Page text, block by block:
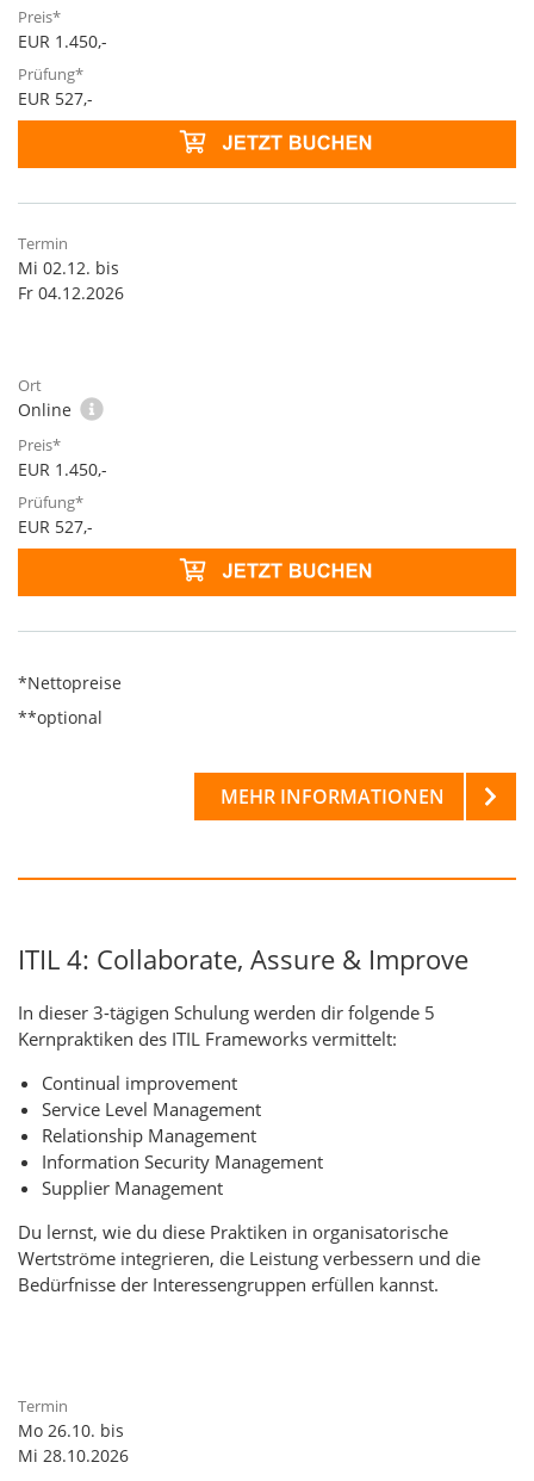
EUR 1.450,-
EUR 527,-
Mi 02.12. bis
Fr 04.12.2026
Online
EUR 1.450,-
EUR 527,-
*Nettopreise
**optional
MEHR INFORMATIONEN
ITIL 4: Collaborate, Assure & Improve
In dieser 3-tägigen Schulung werden dir folgende 5
Kernpraktiken des ITIL Frameworks vermittelt:
Continual improvement
Service Level Management
Relationship Management
Information Security Management
Supplier Management
Du lernst, wie du diese Praktiken in organisatorische
Wertströme integrieren, die Leistung verbessern und die
Bedürfnisse der Interessengruppen erfüllen kannst.
Mo 26.10. bis
Mi 28.10.2026